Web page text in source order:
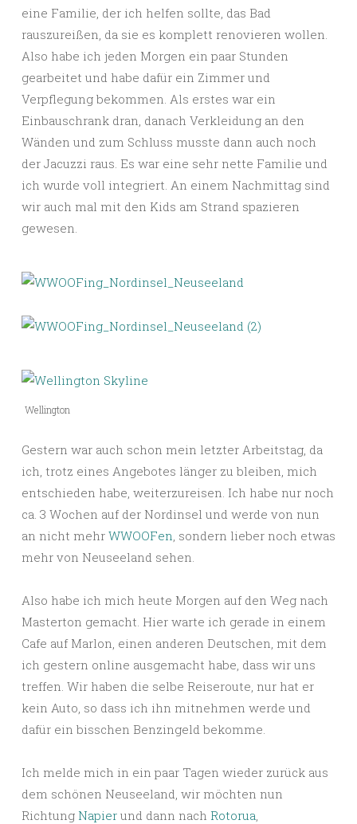
eine Familie, der ich helfen sollte, das Bad
rauszureißen, da sie es komplett renovieren wollen.
Also habe ich jeden Morgen ein paar Stunden
gearbeitet und habe dafür ein Zimmer und
Verpflegung bekommen. Als erstes war ein
Einbauschrank dran, danach Verkleidung an den
Wänden und zum Schluss musste dann auch noch
der Jacuzzi raus. Es war eine sehr nette Familie und
ich wurde voll integriert. An einem Nachmittag sind
wir auch mal mit den Kids am Strand spazieren
gewesen.
Wellington
Gestern war auch schon mein letzter Arbeitstag, da
ich, trotz eines Angebotes länger zu bleiben, mich
entschieden habe, weiterzureisen. Ich habe nur noch
ca. 3 Wochen auf der Nordinsel und werde von nun
an nicht mehr WWOOFen, sondern lieber noch etwas
mehr von Neuseeland sehen.
Also habe ich mich heute Morgen auf den Weg nach
Masterton gemacht. Hier warte ich gerade in einem
Cafe auf Marlon, einen anderen Deutschen, mit dem
ich gestern online ausgemacht habe, dass wir uns
treffen. Wir haben die selbe Reiseroute, nur hat er
kein Auto, so dass ich ihn mitnehmen werde und
dafür ein bisschen Benzingeld bekomme.
Ich melde mich in ein paar Tagen wieder zurück aus
dem schönen Neuseeland, wir möchten nun
Richtung Napier und dann nach Rotorua,